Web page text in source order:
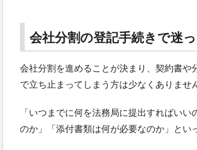
会社分割の登記手続きで迷
会社分割を進めることが決まり、契約書や
で立ち止まってしまう方は少なくありませ
「いつまでに何を法務局に提出すればい
のか」「添付書類は何が必要なのか」とい